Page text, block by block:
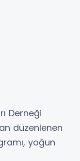
Derneği
düzenlenen
yoğun